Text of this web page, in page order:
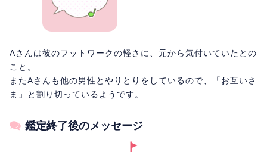
Aさんは彼のフットワークの軽さに、元から気付いていたとの
こと。
またAさんも他の男性とやりとりをしているので、「お互いさ
ま」と割り切っているようです。
鑑定終了後のメッセージ